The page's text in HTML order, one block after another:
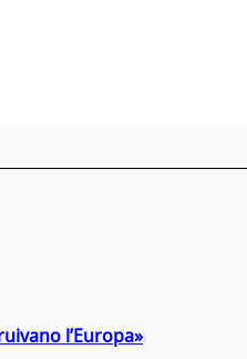
l’Europa»